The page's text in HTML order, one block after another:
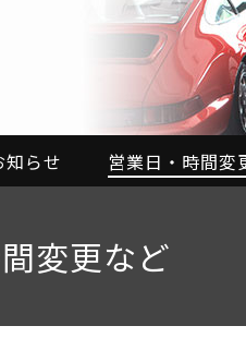
知らせ 営業日・時間変
変更など